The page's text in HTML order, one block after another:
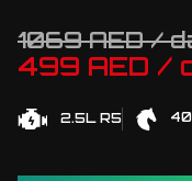
1069 AED /
499 AED /
2.5L R5